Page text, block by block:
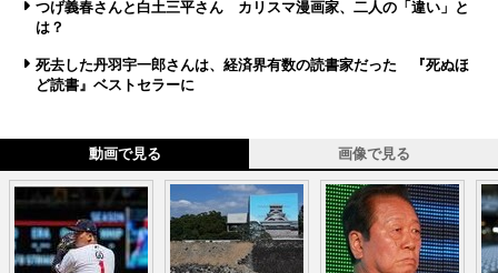
つげ義春さんと白土三平さん カリスマ漫画家、二人の「違い」と
は？
死去した丹羽宇一郎さんは、経済界有数の読書家だった 『死ぬほ
ど読書』ベストセラーに
動画で見る 画像で見る